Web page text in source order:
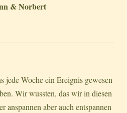
& Norbert
jede Woche ein Ereignis gewesen
Wir wussten, das wir in diesen
anspannen aber auch entspannen